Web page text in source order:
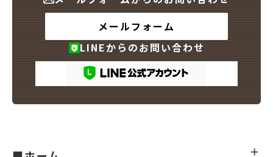
メールフォーム
LINEからのお問い合わせ